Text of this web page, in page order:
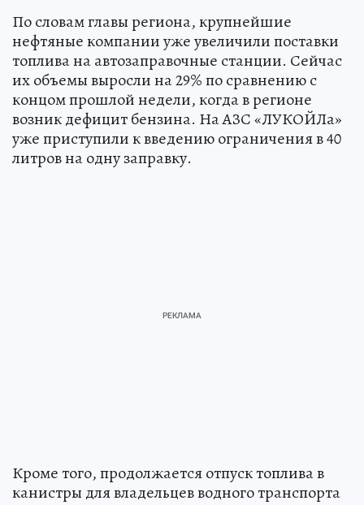
По словам главы региона, крупнейшие
нефтяные компании уже увеличили поставки
топлива на автозаправочные станции. Сейчас
их объемы выросли на 29% по сравнению с
концом прошлой недели, когда в регионе
возник дефицит бензина. На АЗС «ЛУКОЙЛа»
уже приступили к введению ограничения в 40
литров на одну заправку.
Кроме того, продолжается отпуск топлива в
канистры для владельцев водного транспорта